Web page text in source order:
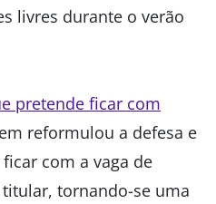
livres durante o verão
pretende ficar com
reformulou a defesa e
com a vaga de
tornando-se uma